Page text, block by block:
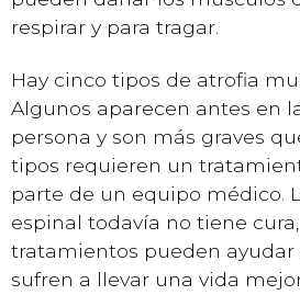
respirar y para tragar.
Hay cinco tipos de atrofia
Algunos aparecen antes en
persona y son más graves
tipos requieren un
parte de un equipo médico.
espinal todavía no tiene
tratamientos pueden ayudar
sufren a llevar una vida